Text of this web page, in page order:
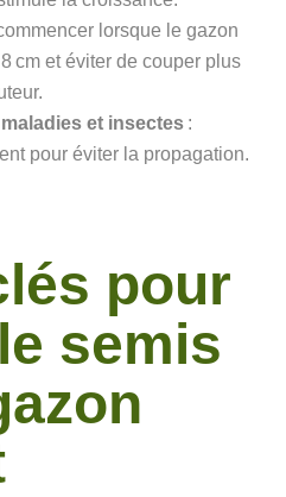
lorsque le gazon
cm et éviter de couper plus
et insectes :
pour éviter la propagation.
pour
semis